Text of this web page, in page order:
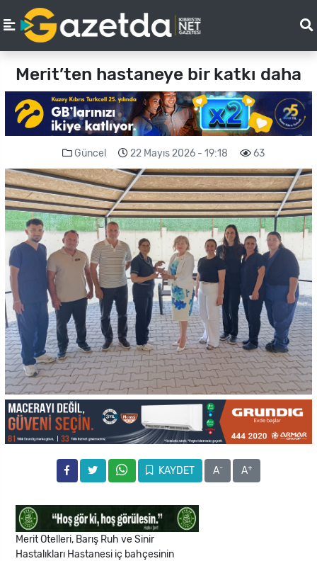
Merit’ten hastaneye bir katkı daha
Güncel 22 Mayıs 2026 - 19:18 63
KAYDET A- A+
Merit Otelleri, Barış Ruh ve Sinir
Hastalıkları Hastanesi iç bahçesinin